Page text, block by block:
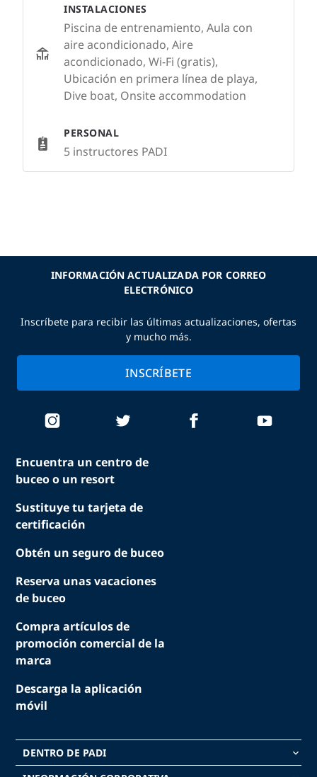
INSTALACIONES
Piscina de entrenamiento, Aula con
aire acondicionado, Aire
acondicionado, Wi-Fi (gratis),
Ubicación en primera línea de playa,
Dive boat, Onsite accommodation
PERSONAL
5 instructores PADI
Encuentra un centro de
buceo o un resort
Sustituye tu tarjeta de
certificación
Obtén un seguro de buceo
Reserva unas vacaciones
de buceo
Compra artículos de
promoción comercial de la
marca
Descarga la aplicación
móvil
DENTRO DE PADI keyboard_arrow_down
INFORMACIÓN ACTUALIZADA POR CORREO
ELECTRÓNICO
Inscríbete para recibir las últimas actualizaciones, ofertas
y mucho más.
INSCRÍBETE